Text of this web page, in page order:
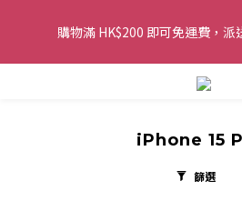
購物滿 HK$200 即可免運費，派
購物滿 HK$200 即可免運費，派
全單金額：每滿 HK$250，以轉數快或
歡迎 WhatsApp 6123 6918
iPhone 15
篩選